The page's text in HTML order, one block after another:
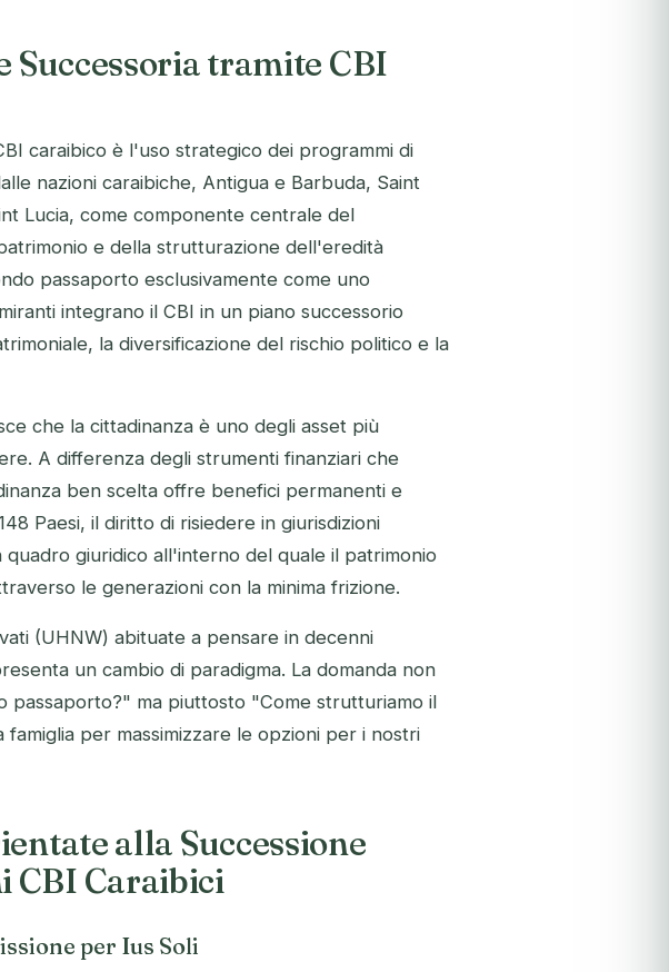
Successoria tramite CBI
caraibico è l'uso strategico dei programmi di
nazioni caraibiche, Antigua e Barbuda, Saint
Lucia, come componente centrale del
e della strutturazione dell'eredità
passaporto esclusivamente come uno
integrano il CBI in un piano successorio
la diversificazione del rischio politico e la
che la cittadinanza è uno degli asset più
A differenza degli strumenti finanziari che
ben scelta offre benefici permanenti e
Paesi, il diritto di risiedere in giurisdizioni
giuridico all'interno del quale il patrimonio
le generazioni con la minima frizione.
(UHNW) abituate a pensare in decenni
un cambio di paradigma. La domanda non
passaporto?" ma piuttosto "Come strutturiamo il
per massimizzare le opzioni per i nostri
alla Successione
CBI Caraibici
per Ius Soli